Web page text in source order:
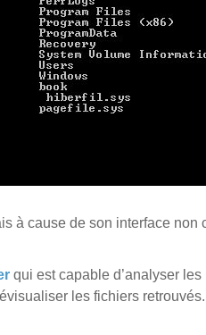
à cause de son interface
qui est capable d’analyser
les fichiers